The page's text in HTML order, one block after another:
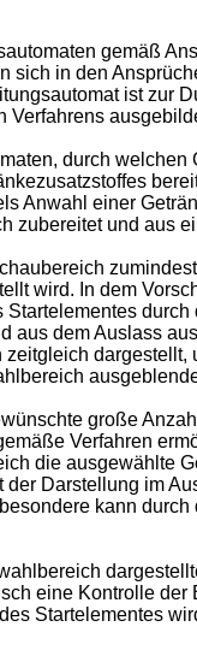
gemäß
in den
ist zur
Verfahrens
durch
Anwahl einer
zubereitet und aus
wird. In dem
dem Auslass
große
Verfahren
die ausgewählte
Darstellung im
kann
eine Kontrolle
Startelementes